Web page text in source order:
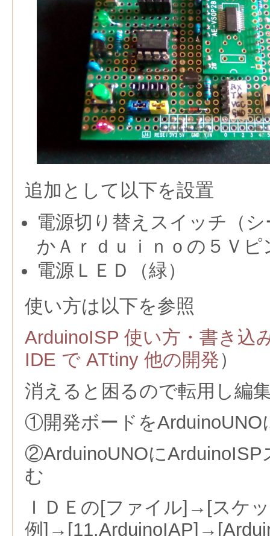
追加として以下を設置
電源切り替えスイッチ（
かＡｒｄｕｉｎｏの５Ｖ
電源ＬＥＤ（緑）
使い方は以下を参照
ArduinoISP 使い方・書き込
IDE で ATtiny 他の開発）
消えると困るので転用し編
①開発ボードをArduinoUNO
②ArduinoUNOにArduinoISP
む
ＩＤＥの[ファイル]→[スケ
例